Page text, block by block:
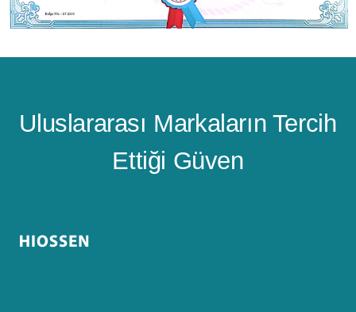
Uluslararası Markaların Tercih
Ettiği Güven